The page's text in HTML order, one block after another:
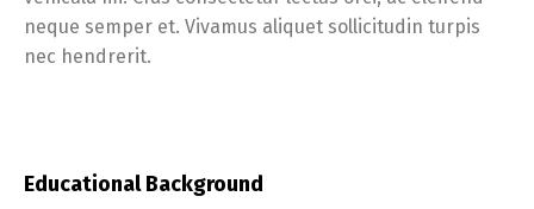
neque semper et. Vivamus aliquet sollicitudin turpis
nec hendrerit.
Educational Background